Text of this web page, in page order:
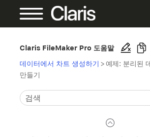
Claris FileMaker Pro 도움말
데이터에서 차트 생성하기 > 예제: 분리된
만들기